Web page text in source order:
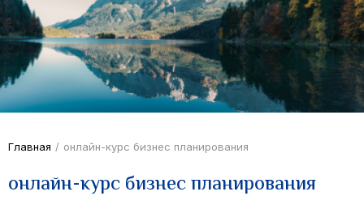
Главная / онлайн-курс бизнес планирования
онлайн-курс бизнес планирования